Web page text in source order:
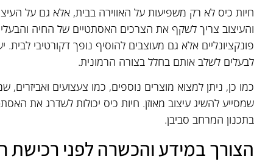
חיות כיס לא רק משפיעות על האווירה בבית, אלא גם על
והעיצוב צריך לשקף את הצרכים האסתטיים של החיה
פונקציונליים אלא גם מעוצבים להוסיף נופך דקורטיבי
לבעלים לשלב אותם בחלל בצורה הרמונית.
כמו כן, ניתן למצוא מוצרים נוספים, כמו צעצועים
שמסייע להשיג עיצוב מאוזן. חיות כיס יכולות לשדרג את
בתכנון המרחב סביבן.
הצורך במידע והכשרה לפני רכישת